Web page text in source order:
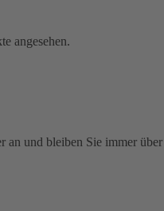
angesehen.
an und bleiben Sie immer